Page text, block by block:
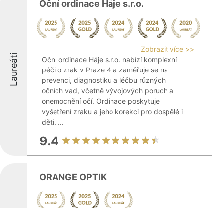
Laureáti
Oční ordinace Háje s.r.o.
Zobrazit více >>
Oční ordinace Háje s.r.o. nabízí komplexní
péči o zrak v Praze 4 a zaměřuje se na
prevenci, diagnostiku a léčbu různých
očních vad, včetně vývojových poruch a
onemocnění očí. Ordinace poskytuje
vyšetření zraku a jeho korekci pro dospělé i
děti. ...
9.4
ORANGE OPTIK